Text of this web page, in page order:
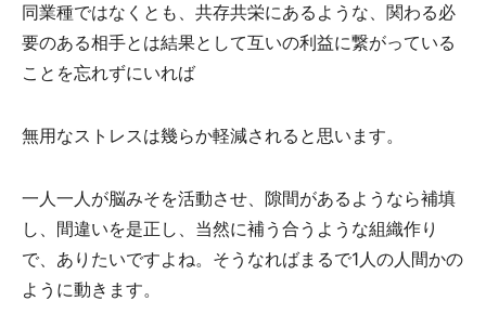
同業種ではなくとも、共存共栄にあるような、関わる必
要のある相手とは結果として互いの利益に繋がっている
ことを忘れずにいれば
無用なストレスは幾らか軽減されると思います。
一人一人が脳みそを活動させ、隙間があるようなら補填
し、間違いを是正し、当然に補う合うような組織作り
で、ありたいですよね。そうなればまるで1人の人間かの
ように動きます。